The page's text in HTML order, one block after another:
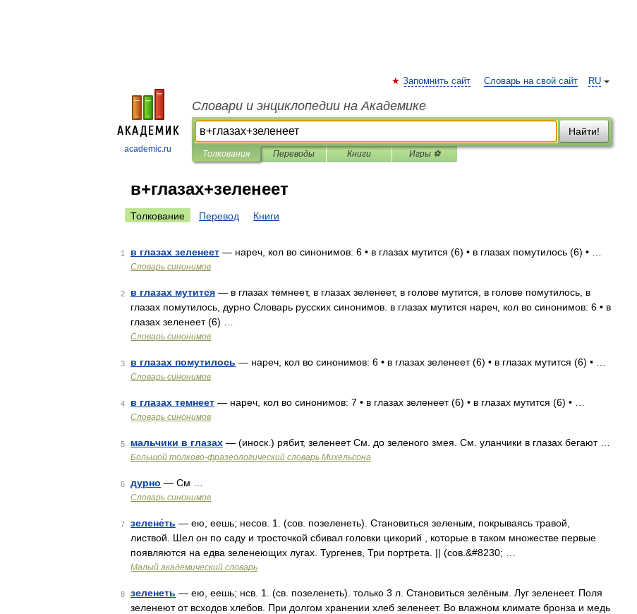
academic.ru
RU
Запомнить сайт Словарь на свой сайт
Словари и энциклопедии на Академике
Найти!
Толкования Переводы Книги Игры ⚽
в+глазах+зеленеет
Толкование Перевод Книги
1 в глазах зеленеет — нареч, кол во синонимов: 6 • в глазах мутится (6) • в глазах помутилось (6) • …
Словарь синонимов
2 в глазах мутится — в глазах темнеет, в глазах зеленеет, в голове мутится, в голове помутилось, в
глазах помутилось, дурно Словарь русских синонимов. в глазах мутится нареч, кол во синонимов: 6 • в
глазах зеленеет (6) …
Словарь синонимов
3 в глазах помутилось — нареч, кол во синонимов: 6 • в глазах зеленеет (6) • в глазах мутится (6) • …
Словарь синонимов
4 в глазах темнеет — нареч, кол во синонимов: 7 • в глазах зеленеет (6) • в глазах мутится (6) • …
Словарь синонимов
5 мальчики в глазах — (иноск.) рябит, зеленеет См. до зеленого змея. См. уланчики в глазах бегают …
Большой толково-фразеологический словарь Михельсона
6 дурно — См …
Словарь синонимов
7 зелене́ть — ею, еешь; несов. 1. (сов. позеленеть). Становиться зеленым, покрываясь травой,
листвой. Шел он по саду и тросточкой сбивал головки цикорий , которые в таком множестве первые
появляются на едва зеленеющих лугах. Тургенев, Три портрета. || (сов.&#8230; …
Малый академический словарь
8 зеленеть — ею, еешь; нсв. 1. (св. позеленеть). только 3 л. Становиться зелёным. Луг зеленеет. Поля
зеленеют от всходов хлебов. При долгом хранении хлеб зеленеет. Во влажном климате бронза и медь